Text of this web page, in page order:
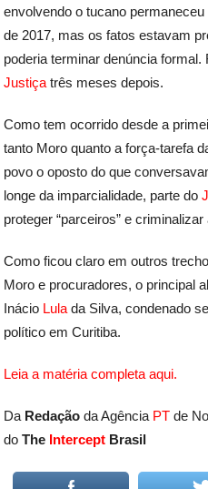
envolvendo o tucano
de 2017, mas os fatos estavam
poderia terminar denúncia
Justiça três meses depois.
Como tem ocorrido desde a
tanto Moro quanto a força-tarefa
povo o oposto do que
longe da imparcialidade, parte do
proteger “parceiros” e
Como ficou claro em outros
Moro e procuradores, o principal
Inácio Lula da Silva, condenado
político em Curitiba.
Leia a matéria completa aqui.
Da Redação da Agência PT de
do The Intercept Brasil